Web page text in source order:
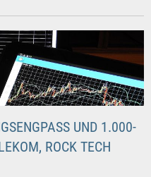
UND 1.000-
ROCK TECH